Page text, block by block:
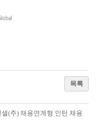
목록
(주) 채용연계형 인턴 채용